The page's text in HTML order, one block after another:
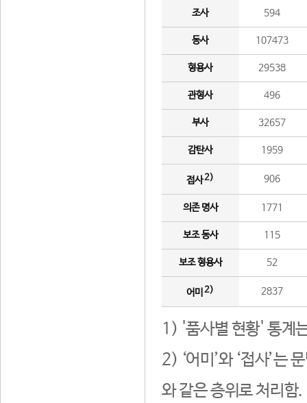
조사 594
동사 107473
형용사 29538
관형사 496
부사 32657
감탄사 1959
접사2) 906
의존 명사 1771
보조 동사 115
보조 형용사 52
어미 2) 2837
1) '품사별 현황' 통계
2) ‘어미’와 ‘접사’는
와 같은 층위로 처리함.